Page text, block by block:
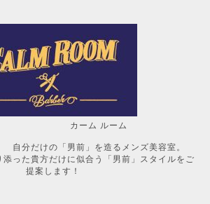
ーム ルーム
前」を造るメンズ美容室。
添った貴方だけに似合う「男前」スタイルをご
提案します！